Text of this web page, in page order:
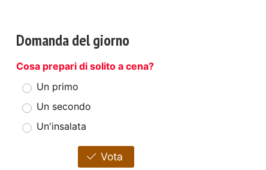
Domanda del giorno
Cosa prepari di solito a cena?
Un primo
Un secondo
Un'insalata
Vota